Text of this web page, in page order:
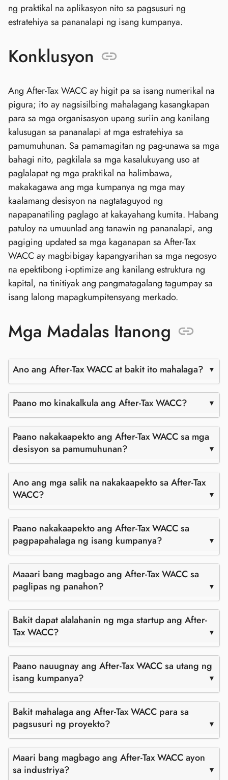
ng praktikal na aplikasyon nito sa pagsusuri ng
estratehiya sa pananalapi ng isang kumpanya.
Konklusyon
Ang After-Tax WACC ay higit pa sa isang numerikal na
pigura; ito ay nagsisilbing mahalagang kasangkapan
para sa mga organisasyon upang suriin ang kanilang
kalusugan sa pananalapi at mga estratehiya sa
pamumuhunan. Sa pamamagitan ng pag-unawa sa mga
bahagi nito, pagkilala sa mga kasalukuyang uso at
paglalapat ng mga praktikal na halimbawa,
makakagawa ang mga kumpanya ng mga may
kaalamang desisyon na nagtataguyod ng
napapanatiling paglago at kakayahang kumita. Habang
patuloy na umuunlad ang tanawin ng pananalapi, ang
pagiging updated sa mga kaganapan sa After-Tax
WACC ay magbibigay kapangyarihan sa mga negosyo
na epektibong i-optimize ang kanilang estruktura ng
kapital, na tinitiyak ang pangmatagalang tagumpay sa
isang lalong mapagkumpitensyang merkado.
Mga Madalas Itanong
Ano ang After-Tax WACC at bakit ito mahalaga?
Paano mo kinakalkula ang After-Tax WACC?
Paano nakakaapekto ang After-Tax WACC sa mga
desisyon sa pamumuhunan?
Ano ang mga salik na nakakaapekto sa After-Tax
WACC?
Paano nakakaapekto ang After-Tax WACC sa
pagpapahalaga ng isang kumpanya?
Maaari bang magbago ang After-Tax WACC sa
paglipas ng panahon?
Bakit dapat alalahanin ng mga startup ang After-
Tax WACC?
Paano nauugnay ang After-Tax WACC sa utang ng
isang kumpanya?
Bakit mahalaga ang After-Tax WACC para sa
pagsusuri ng proyekto?
Maari bang magbago ang After-Tax WACC ayon
sa industriya?